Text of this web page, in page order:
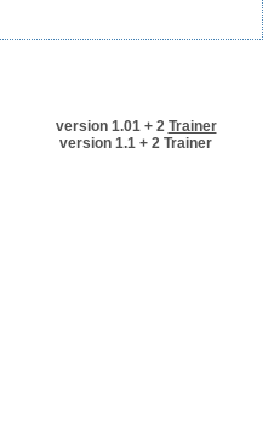
version 1.01 + 2 Trainer
version 1.1 + 2 Trainer